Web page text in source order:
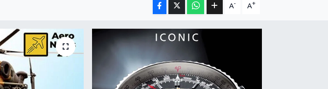
A- A+